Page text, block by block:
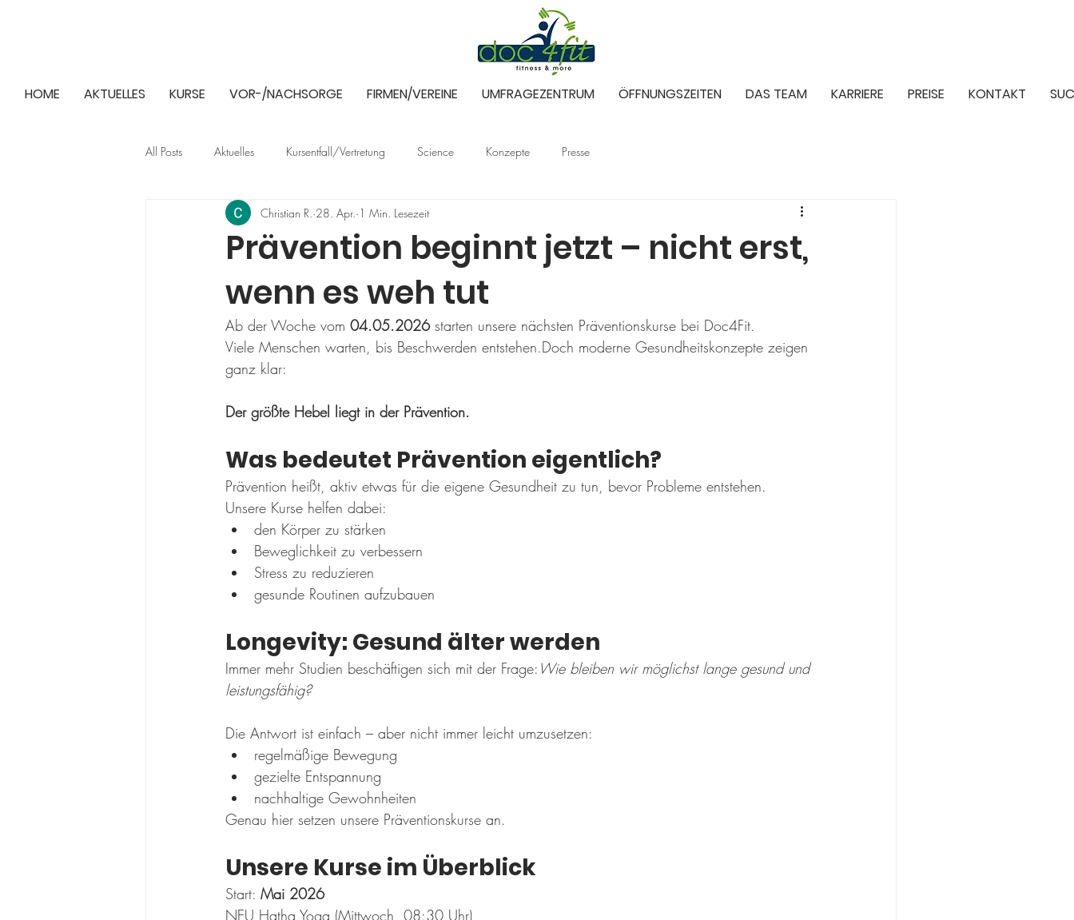
HOME AKTUELLES KURSE VOR-/NACHSORGE FIRMEN/VEREINE UMFRAGEZENTRUM ÖFFNUNGSZEITEN DAS TEAM KARRIERE PREISE KONTAKT
All Posts Aktuelles Kursentfall/Vertretung Science Konzepte Presse
Prävention beginnt jetzt – nicht erst,
wenn es weh tut
Christian R. 28. Apr. 1 Min. Lesezeit
Ab der Woche vom 04.05.2026 starten unsere nächsten Präventionskurse bei Doc4Fit.
Viele Menschen warten, bis Beschwerden entstehen.Doch moderne Gesundheitskonzepte zeigen
ganz klar:
Der größte Hebel liegt in der Prävention.
Was bedeutet Prävention eigentlich?
Prävention heißt, aktiv etwas für die eigene Gesundheit zu tun, bevor Probleme entstehen.
Unsere Kurse helfen dabei:
den Körper zu stärken
Beweglichkeit zu verbessern
Stress zu reduzieren
gesunde Routinen aufzubauen
Longevity: Gesund älter werden
Immer mehr Studien beschäftigen sich mit der Frage: Wie bleiben wir möglichst lange gesund und
leistungsfähig?
Die Antwort ist einfach – aber nicht immer leicht umzusetzen:
regelmäßige Bewegung
gezielte Entspannung
nachhaltige Gewohnheiten
Genau hier setzen unsere Präventionskurse an.
Unsere Kurse im Überblick
Start: Mai 2026
NEU Hatha Yoga (Mittwoch, 08:30 Uhr)